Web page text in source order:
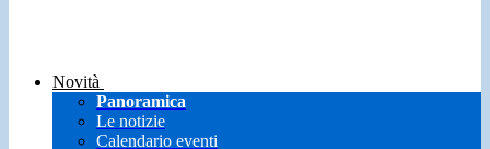
Novità
Panoramica
Le notizie
Calendario eventi